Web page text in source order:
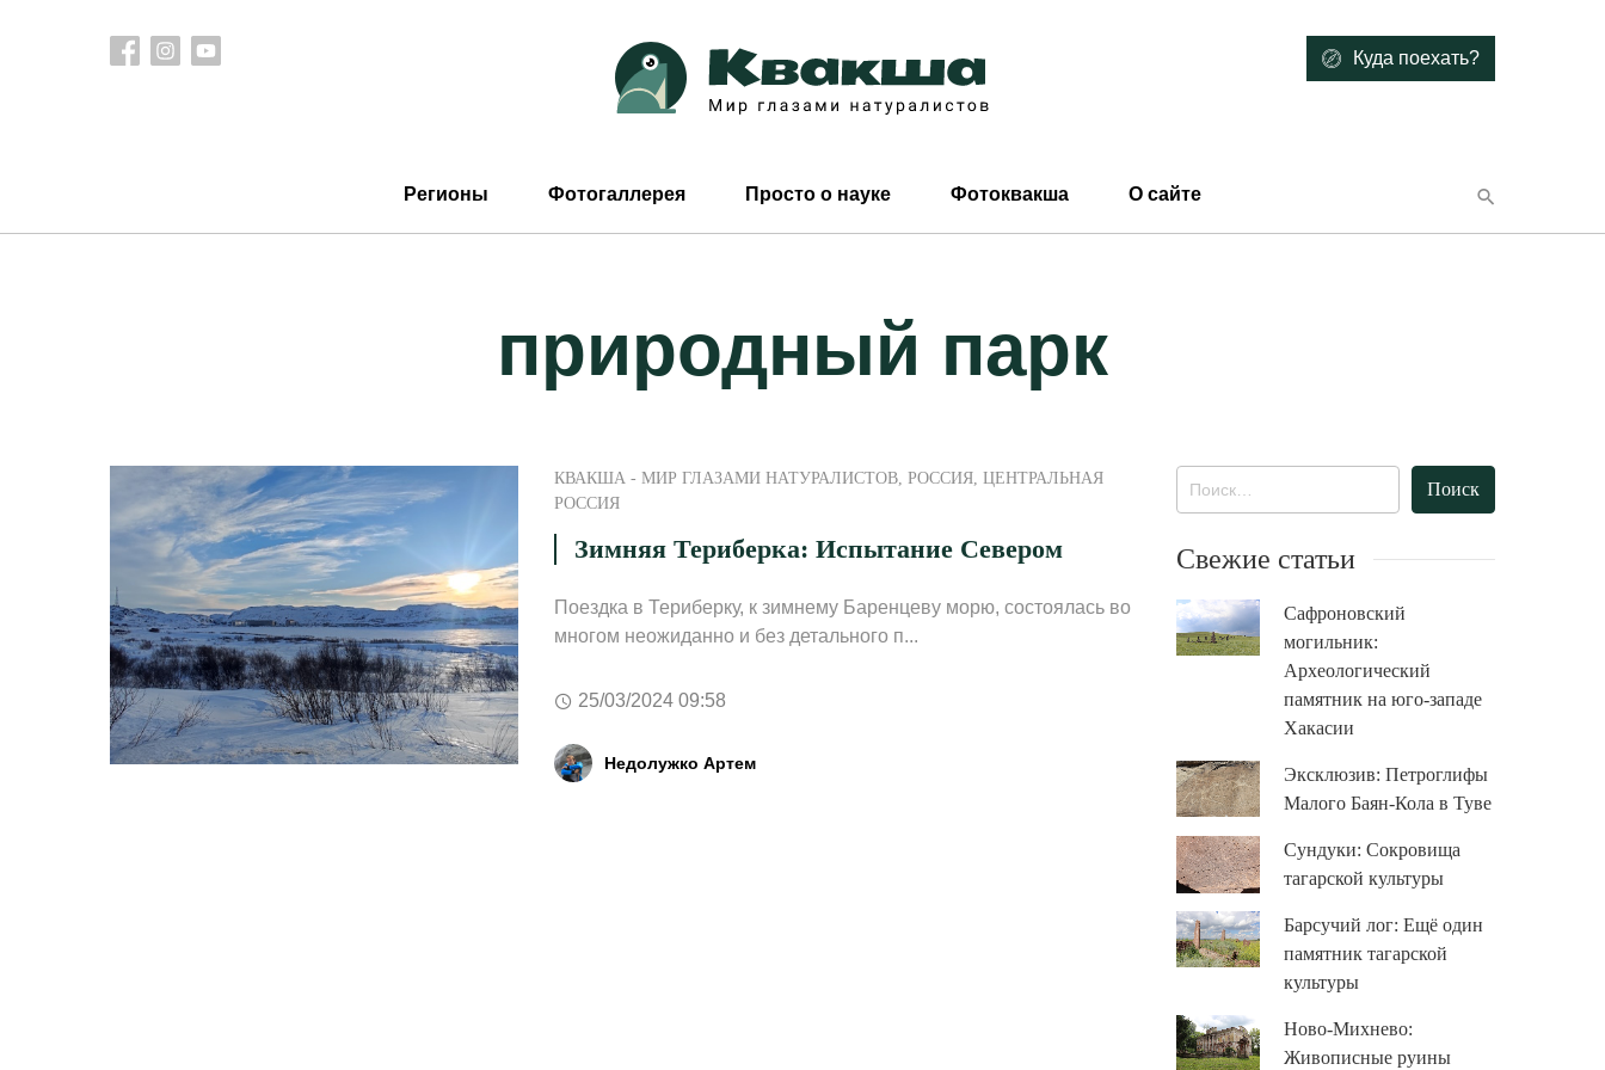
Куда поехать?
Регионы Фотогаллерея Просто о науке Фотоквакша О сайте
природный парк
КВАКША - МИР ГЛАЗАМИ НАТУРАЛИСТОВ, РОССИЯ, ЦЕНТРАЛЬНАЯ
РОССИЯ
Зимняя Териберка: Испытание Cевером
Поездка в Териберку, к зимнему Баренцеву морю, состоялась во
многом неожиданно и без детального п...
25/03/2024 09:58
Недолужко Артем
Свежие статьи
Сафроновский
могильник:
Археологический
памятник на юго-западе
Хакасии
Эксклюзив: Петроглифы
Малого Баян-Кола в Туве
Сундуки: Сокровища
тагарской культуры
Барсучий лог: Ещё один
памятник тагарской
культуры
Ново-Михнево:
Живописные руины